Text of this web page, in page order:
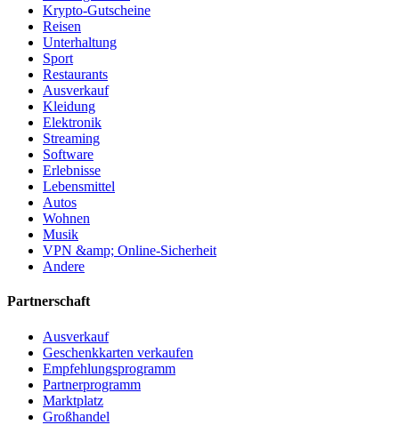
Krypto-Gutscheine
Reisen
Unterhaltung
Sport
Restaurants
Ausverkauf
Kleidung
Elektronik
Streaming
Software
Erlebnisse
Lebensmittel
Autos
Wohnen
Musik
VPN &amp; Online-Sicherheit
Andere
Partnerschaft
Ausverkauf
Geschenkkarten verkaufen
Empfehlungsprogramm
Partnerprogramm
Marktplatz
Großhandel